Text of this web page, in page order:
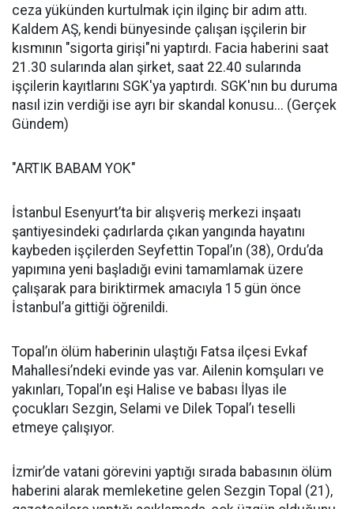
ceza yükünden kurtulmak için ilginç bir adım attı.
Kaldem AŞ, kendi bünyesinde çalışan işçilerin bir
kısmının "sigorta girişi"ni yaptırdı. Facia haberini saat
21.30 sularında alan şirket, saat 22.40 sularında
işçilerin kayıtlarını SGK'ya yaptırdı. SGK'nın bu duruma
nasıl izin verdiği ise ayrı bir skandal konusu... (Gerçek
Gündem)
"ARTIK BABAM YOK"
İstanbul Esenyurt’ta bir alışveriş merkezi inşaatı
şantiyesindeki çadırlarda çıkan yangında hayatını
kaybeden işçilerden Seyfettin Topal’ın (38), Ordu’da
yapımına yeni başladığı evini tamamlamak üzere
çalışarak para biriktirmek amacıyla 15 gün önce
İstanbul’a gittiği öğrenildi.
Topal’ın ölüm haberinin ulaştığı Fatsa ilçesi Evkaf
Mahallesi’ndeki evinde yas var. Ailenin komşuları ve
yakınları, Topal’ın eşi Halise ve babası İlyas ile
çocukları Sezgin, Selami ve Dilek Topal’ı teselli
etmeye çalışıyor.
İzmir’de vatani görevini yaptığı sırada babasının ölüm
haberini alarak memleketine gelen Sezgin Topal (21),